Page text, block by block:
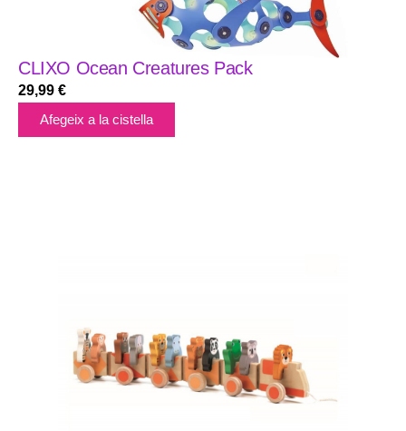
CLIXO Ocean Creatures Pack
29,99 €
Afegeix a la cistella